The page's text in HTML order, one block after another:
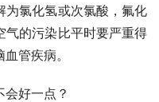
为氯化氢或次氯酸，氟化
气的污染比平时要严重得
管疾病。
好一点？